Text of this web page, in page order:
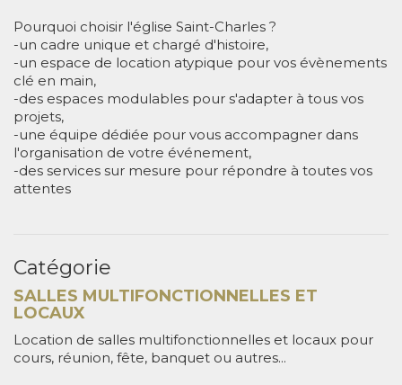
Pourquoi choisir l'église Saint-Charles ?
-un cadre unique et chargé d'histoire,
-un espace de location atypique pour vos évènements
clé en main,
-des espaces modulables pour s'adapter à tous vos
projets,
-une équipe dédiée pour vous accompagner dans
l'organisation de votre événement,
-des services sur mesure pour répondre à toutes vos
attentes
Catégorie
SALLES MULTIFONCTIONNELLES ET
LOCAUX
Location de salles multifonctionnelles et locaux pour
cours, réunion, fête, banquet ou autres...